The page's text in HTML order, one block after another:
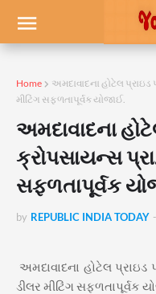
Home
અમદાવાદના હોટેલ પ્રાઇડ
મીટિંગ સફળતાપૂર્વક યોજાઈ.
અમદાવાદના
ક્રોપસાયન્સ
સફળતાપૂર્વક
by REPUBLIC INDIA TODAY -
અમદાવાદના હોટેલ પ્રાઇડ
ડીલર મીટિંગ સફળતાપૂર્વક